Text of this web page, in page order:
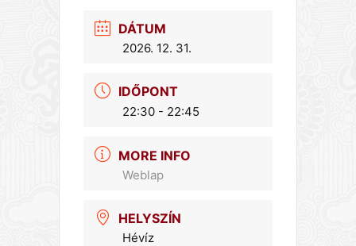
DÁTUM
2026. 12. 31.
IDŐPONT
22:30 - 22:45
MORE INFO
Weblap
HELYSZÍN
Hévíz